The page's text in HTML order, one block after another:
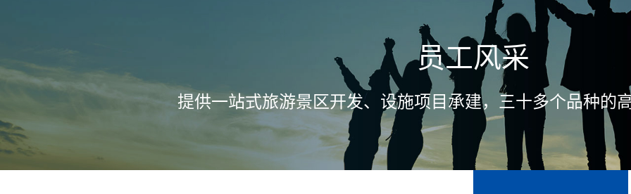
员工风采
提供一站式旅游景区开发、设施项目承建，三十多个品种的